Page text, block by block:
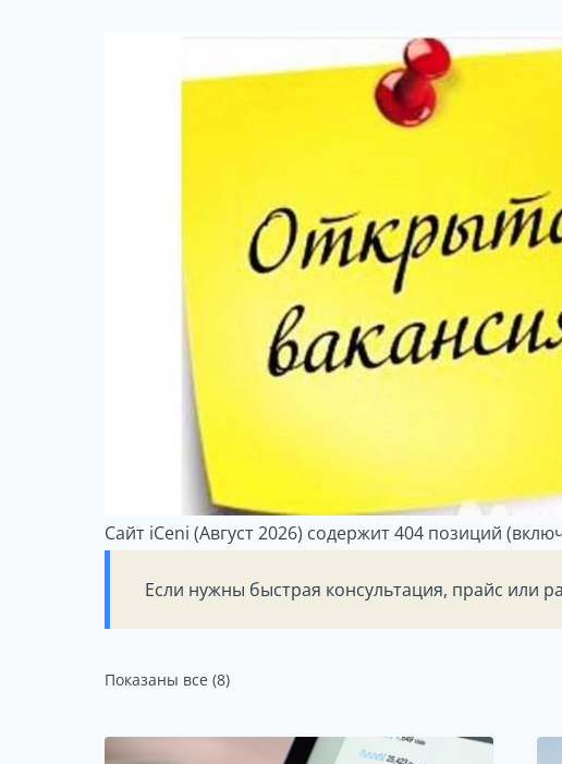
Сайт iCeni (Август 2026) содержит 404 позиций
Если нужны быстрая консультация, прайс или
Показаны все (8)Сортировка:
популярности